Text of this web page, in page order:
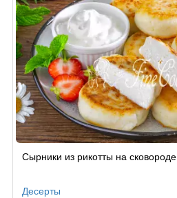
Сырники из рикотты на сковороде
Десерты